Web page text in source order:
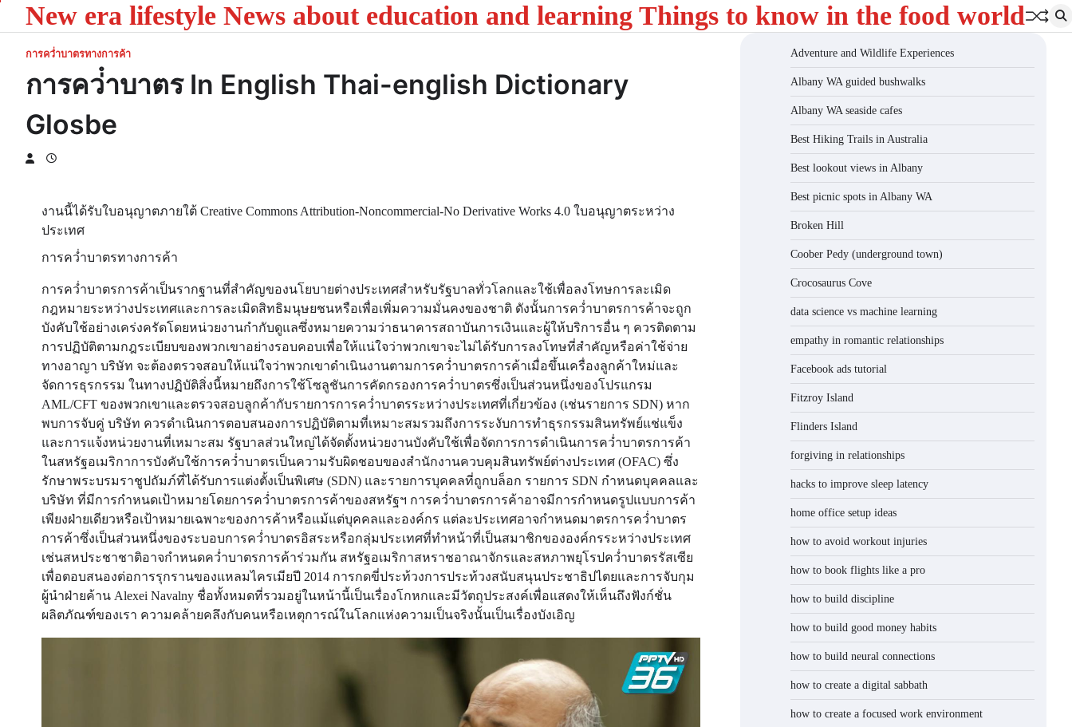
New era lifestyle News about education and learning Things to know in the food world
การคว่ำบาตรทางการค้า
การคว่ําบาตร In English Thai-english Dictionary
Glosbe
งานนี้ได้รับใบอนุญาตภายใต้ Creative Commons Attribution-Noncommercial-No Derivative Works 4.0 ใบอนุญาตระหว่าง
ประเทศ
การคว่ำบาตรทางการค้า
การคว่ำบาตรการค้าเป็นรากฐานที่สำคัญของนโยบายต่างประเทศสำหรับรัฐบาลทั่วโลกและใช้เพื่อลงโทษการละเมิด
กฎหมายระหว่างประเทศและการละเมิดสิทธิมนุษยชนหรือเพื่อเพิ่มความมั่นคงของชาติ ดังนั้นการคว่ำบาตรการค้าจะถูก
บังคับใช้อย่างเคร่งครัดโดยหน่วยงานกำกับดูแลซึ่งหมายความว่าธนาคารสถาบันการเงินและผู้ให้บริการอื่น ๆ ควรติดตาม
การปฏิบัติตามกฎระเบียบของพวกเขาอย่างรอบคอบเพื่อให้แน่ใจว่าพวกเขาจะไม่ได้รับการลงโทษที่สำคัญหรือค่าใช้จ่าย
ทางอาญา บริษัท จะต้องตรวจสอบให้แน่ใจว่าพวกเขาดำเนินงานตามการคว่ำบาตรการค้าเมื่อขึ้นเครื่องลูกค้าใหม่และ
จัดการธุรกรรม ในทางปฏิบัติสิ่งนี้หมายถึงการใช้โซลูชันการคัดกรองการคว่ำบาตรซึ่งเป็นส่วนหนึ่งของโปรแกรม
AML/CFT ของพวกเขาและตรวจสอบลูกค้ากับรายการการคว่ำบาตรระหว่างประเทศที่เกี่ยวข้อง (เช่นรายการ SDN) หาก
พบการจับคู่ บริษัท ควรดำเนินการตอบสนองการปฏิบัติตามที่เหมาะสมรวมถึงการระงับการทำธุรกรรมสินทรัพย์แช่แข็ง
และการแจ้งหน่วยงานที่เหมาะสม รัฐบาลส่วนใหญ่ได้จัดตั้งหน่วยงานบังคับใช้เพื่อจัดการการดำเนินการคว่ำบาตรการค้า
ในสหรัฐอเมริกาการบังคับใช้การคว่ำบาตรเป็นความรับผิดชอบของสำนักงานควบคุมสินทรัพย์ต่างประเทศ (OFAC) ซึ่ง
รักษาพระบรมราชูปถัมภ์ที่ได้รับการแต่งตั้งเป็นพิเศษ (SDN) และรายการบุคคลที่ถูกบล็อก รายการ SDN กำหนดบุคคลและ
บริษัท ที่มีการกำหนดเป้าหมายโดยการคว่ำบาตรการค้าของสหรัฐฯ การคว่ำบาตรการค้าอาจมีการกำหนดรูปแบบการค้า
เพียงฝ่ายเดียวหรือเป้าหมายเฉพาะของการค้าหรือแม้แต่บุคคลและองค์กร แต่ละประเทศอาจกำหนดมาตรการคว่ำบาตร
การค้าซึ่งเป็นส่วนหนึ่งของระบอบการคว่ำบาตรอิสระหรือกลุ่มประเทศที่ทำหน้าที่เป็นสมาชิกขององค์กรระหว่างประเทศ
เช่นสหประชาชาติอาจกำหนดคว่ำบาตรการค้าร่วมกัน สหรัฐอเมริกาสหราชอาณาจักรและสหภาพยุโรปคว่ำบาตรรัสเซีย
เพื่อตอบสนองต่อการรุกรานของแหลมไครเมียปี 2014 การกดขี่ประท้วงการประท้วงสนับสนุนประชาธิปไตยและการจับกุม
ผู้นำฝ่ายค้าน Alexei Navalny ชื่อทั้งหมดที่รวมอยู่ในหน้านี้เป็นเรื่องโกหกและมีวัตถุประสงค์เพื่อแสดงให้เห็นถึงฟังก์ชั่น
ผลิตภัณฑ์ของเรา ความคล้ายคลึงกับคนหรือเหตุการณ์ในโลกแห่งความเป็นจริงนั้นเป็นเรื่องบังเอิญ
Adventure and Wildlife Experiences
Albany WA guided bushwalks
Albany WA seaside cafes
Best Hiking Trails in Australia
Best lookout views in Albany
Best picnic spots in Albany WA
Broken Hill
Coober Pedy (underground town)
Crocosaurus Cove
data science vs machine learning
empathy in romantic relationships
Facebook ads tutorial
Fitzroy Island
Flinders Island
forgiving in relationships
hacks to improve sleep latency
home office setup ideas
how to avoid workout injuries
how to book flights like a pro
how to build discipline
how to build good money habits
how to build neural connections
how to create a digital sabbath
how to create a focused work environment